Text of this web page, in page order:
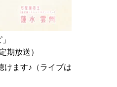
期放送）
けます♪（ライブは